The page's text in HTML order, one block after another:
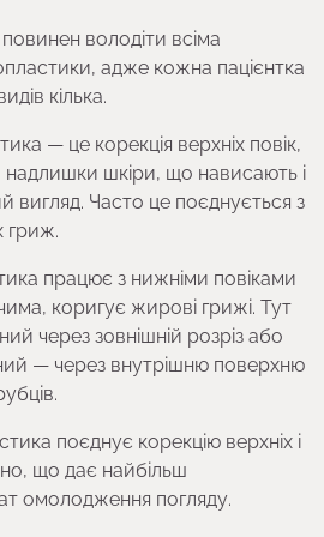
володіти всіма
адже кожна пацієнтка
кілька.
— це корекція верхніх повік,
шкіри, що нависають і
вигляд. Часто це поєднується з
гриж.
працює з нижніми повіками
коригує жирові грижі. Тут
через зовнішній розріз або
— через внутрішню поверхню
поєднує корекцію верхніх і
що дає найбільш
омолодження погляду.